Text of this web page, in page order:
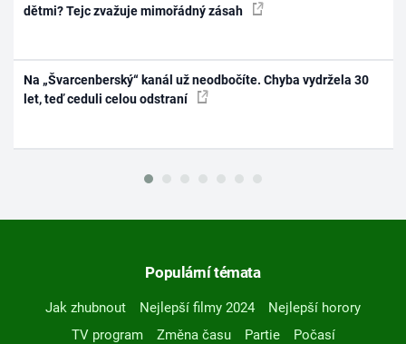
dětmi? Tejc zvažuje mimořádný zásah
Na „Švarcenberský“ kanál už neodbočíte. Chyba vydržela 30
let, teď ceduli celou odstraní
Populární témata
Jak zhubnout Nejlepší filmy 2024
Nejlepší horory
TV program
Změna času Partie
Počasí